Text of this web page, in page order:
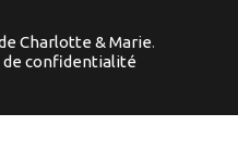
Charlotte & Marie.
de confidentialité